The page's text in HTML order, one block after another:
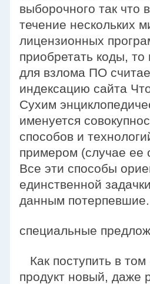
выборочного так что
течение нескольких
лицензионных
приобретать коды,
для взлома ПО
индексацию сайта
Сухим
именуется
способов и
примером (случае ее
Все эти способы
единственной
данным потерпевшие.
специальные
Как поступить в
продукт новый, даже